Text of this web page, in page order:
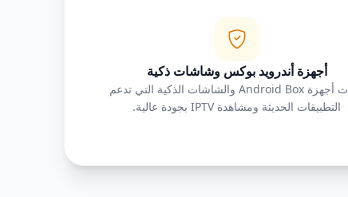
أجهزة أندرويد بوكس وشاشات ذكية
أحدث أجهزة Android Box والشاشات الذكية التي تدعم
التطبيقات الحديثة ومشاهدة IPTV بجودة عالية.